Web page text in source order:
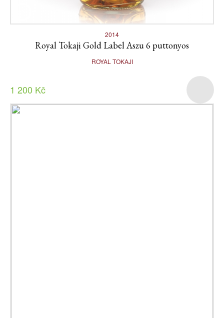
2014
Royal Tokaji Gold Label Aszu 6 puttonyos
ROYAL TOKAJI
1 200 Kč